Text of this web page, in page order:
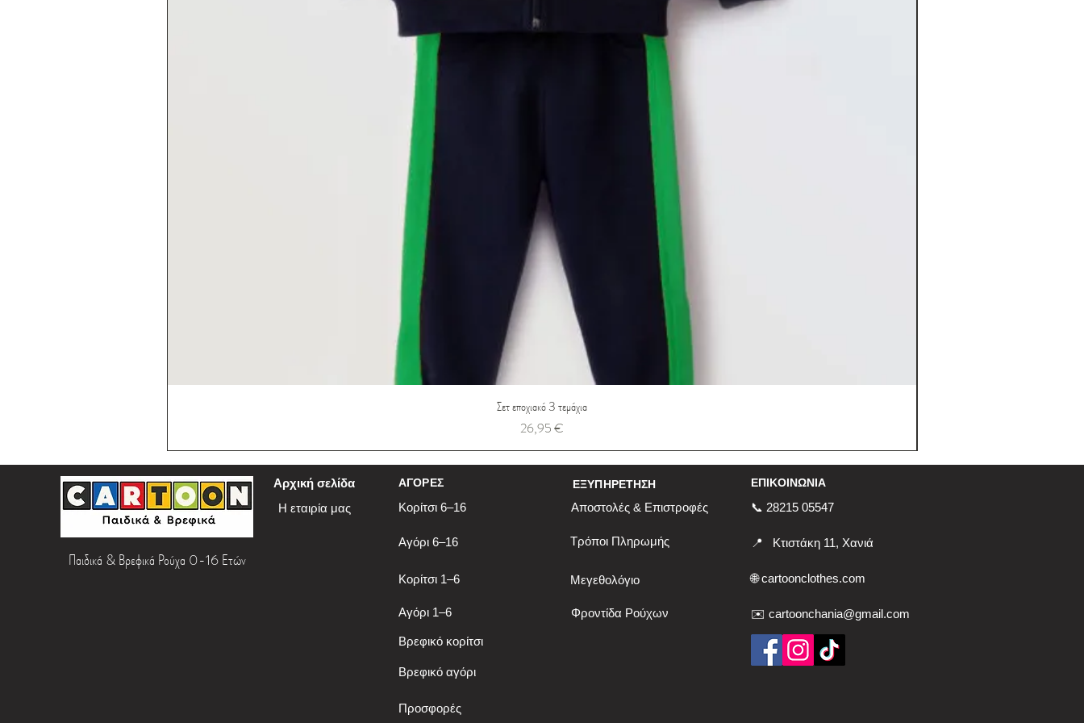
Σετ εποχιακό 3 τεμάχια
Τιμή
26,95 €
Αρχική σελίδα
Η εταιρία μας
Παιδικά & Βρεφικά Ρούχα 0-16 Ετών
ΑΓΟΡΕΣ
Κορίτσι 6–16
Αγόρι 6–16
Κορίτσι 1–6
Αγόρι 1–6
Βρεφικό κορίτσι
Βρεφικό αγόρι
ΕΞΥΠΗΡΕΤΗΣΗ
Αποστολές & Επιστροφές
Τρόποι Πληρωμής
Μεγεθολόγιο
Φροντίδα Ρούχων
ΕΠΙΚΟΙΝΩΝΙΑ
📞 28215 05547
📍 Κτιστάκη 11, Χανιά
🌐cartoonclothes.com
✉️ cartoonchania@gmail.com
Προσφορές